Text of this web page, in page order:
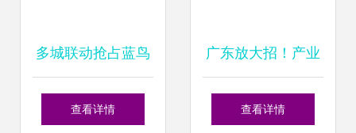
多城联动抢占蓝鸟
家具工厂福利 团购
查看详情
广东放大招！产业
科技火力全开，打
查看详情